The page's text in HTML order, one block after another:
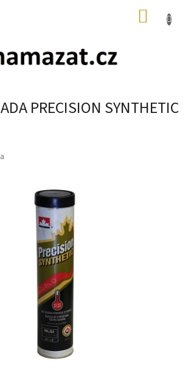
PRECISION SYNTHETIC